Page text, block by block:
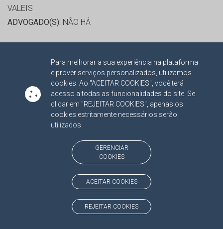
Para melhorar a sua experiência na plataforma
e prover serviços personalizados, utilizamos
cookies. Ao "ACEITAR COOKIES", você terá
acesso a todas as funcionalidades do site. Se
clicar em "REJEITAR COOKIES", apenas os
cookies estritamente necessários serão
utilizados.
GERENCIAR
COOKIES
ACEITAR COOKIES
REJEITAR COOKIES
VALEIS
ADVOGADO(S): NÃO HÁ
TC/9504/2015
CONTRATO ADMINISTRATIVO 2015
PROTOCOLO:1599727
PREFEITURA MUNICIPAL DE SÃO GABRIEL DO
DE CONSTRUÇÃO E EQUIPAMENTOS LTDA
NÃO HÁ
PROCESSO(S) APENSADO(S):
TC/00009504/2015/001 RECURSO 2018